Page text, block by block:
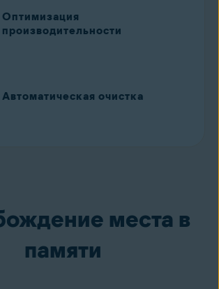
Оптимизация
производительности
Автоматическая очистка
места в
памяти